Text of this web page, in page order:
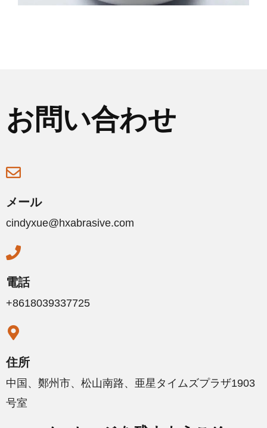
お問い合わせ
メール
cindyxue@hxabrasive.com
電話
+8618039337725
住所
中国、鄭州市、松山南路、亜星タイムズプラザ1903
号室